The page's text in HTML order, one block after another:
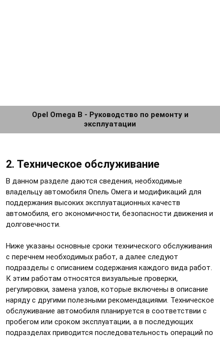
Opel Omega B - Руководство по ремонту и
эксплуатации
2. Техническое обслуживание
В данном разделе даются сведения, необходимые
владельцу автомобиля Опель Омега и модификаций для
поддержания высоких эксплуатационных качеств
автомобиля, его экономичности, безопасности движения и
долговечности.
Ниже указаны основные сроки технического обслуживания
с перечнем необходимых работ, а далее следуют
подразделы с описанием содержания каждого вида работ.
К этим работам относятся визуальные проверки,
регулировки, замена узлов, которые включены в описание
наряду с другими полезными рекомендациями. Техническое
обслуживание автомобиля планируется в соответствии с
пробегом или сроком эксплуатации, а в последующих
подразделах приводится последовательность операций по